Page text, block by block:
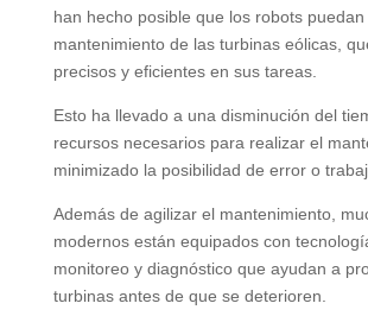
han hecho posible que los robots
mantenimiento de las turbinas eólicas,
precisos y eficientes en sus tareas.
Esto ha llevado a una disminución del
recursos necesarios para realizar el
minimizado la posibilidad de error o
Además de agilizar el mantenimiento,
modernos están equipados con
monitoreo y diagnóstico que ayudan a
turbinas antes de que se deterioren.